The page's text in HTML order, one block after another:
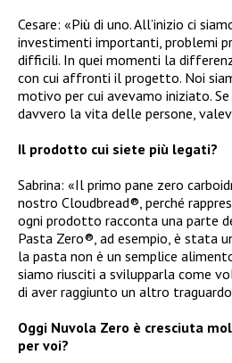
Cesare: «Più di uno. All’inizio ci
investimenti importanti, problemi
difficili. In quei momenti la
con cui affronti il progetto. Noi
motivo per cui avevamo iniziato.
davvero la vita delle persone,
Il prodotto cui siete più legati?
Sabrina: «Il primo pane zero
nostro Cloudbread®, perché
ogni prodotto racconta una parte
Pasta Zero®, ad esempio, è stata
la pasta non è un semplice
siamo riusciti a svilupparla come
di aver raggiunto un altro
Oggi Nuvola Zero è cresciuta
per voi?